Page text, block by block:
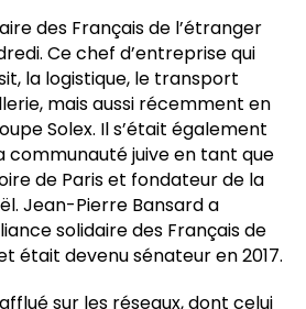
des Français de l’étranger
Ce chef d’entreprise qui
la logistique, le transport
mais aussi récemment en
Solex. Il s’était également
communauté juive en tant que
de Paris et fondateur de la
Jean-Pierre Bansard a
solidaire des Français de
était devenu sénateur en 2017.
sur les réseaux, dont celui